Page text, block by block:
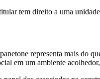
tem direito a uma
representa mais do
em um ambiente